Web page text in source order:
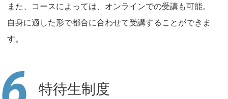
また、コースによっては、オンラインでの受講も可能。
自身に適した形で都合に合わせて受講することができま
す。
特待生制度